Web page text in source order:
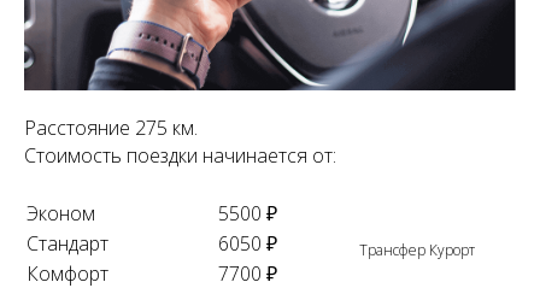
Расстояние 275 км.
Стоимость поездки начинается от:
Эконом
5500 ₽
Стандарт
6050 ₽
Комфорт
7700 ₽
Трансфер Курорт